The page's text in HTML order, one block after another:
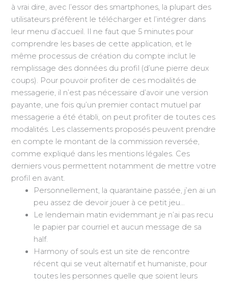
à vrai dire, avec l’essor des smartphones, la plupart des
utilisateurs préfèrent le télécharger et l’intégrer dans
leur menu d’accueil. Il ne faut que 5 minutes pour
comprendre les bases de cette application, et le
même processus de création du compte inclut le
remplissage des données du profil (d’une pierre deux
coups). Pour pouvoir profiter de ces modalités de
messagerie, il n’est pas nécessaire d’avoir une version
payante, une fois qu’un premier contact mutuel par
messagerie a été établi, on peut profiter de toutes ces
modalités. Les classements proposés peuvent prendre
en compte le montant de la commission reversée,
comme expliqué dans les mentions légales. Ces
derniers vous permettent notamment de mettre votre
profil en avant.
Personnellement, la quarantaine passée, j’en ai un
peu assez de devoir jouer à ce petit jeu…
Le lendemain matin evidemmant je n’ai pas recu
le papier par courriel et aucun message de sa
half.
Harmony of souls est un site de rencontre
récent qui se veut alternatif et humaniste, pour
toutes les personnes quelle que soient leurs